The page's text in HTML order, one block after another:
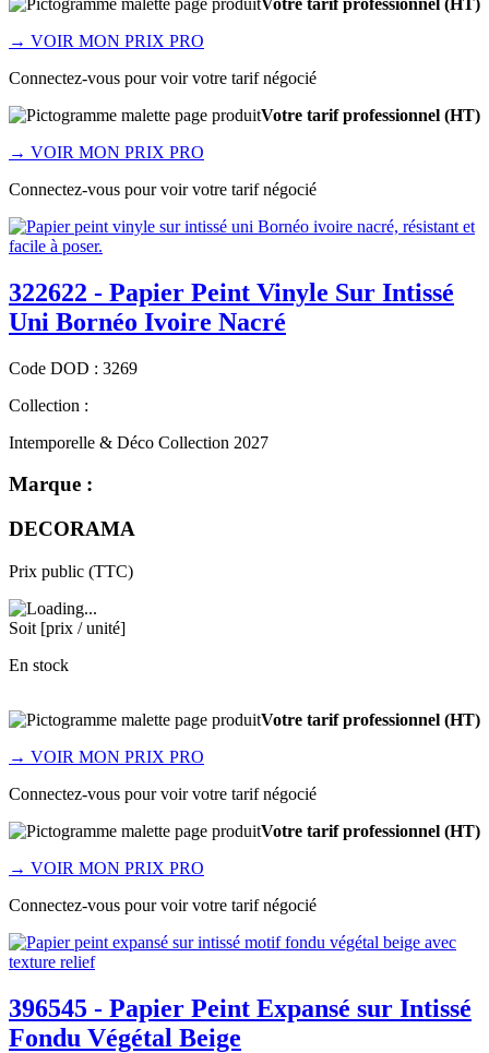
→ VOIR MON PRIX PRO
Connectez-vous pour voir votre tarif négocié
Votre tarif professionnel (HT)
→ VOIR MON PRIX PRO
Connectez-vous pour voir votre tarif négocié
322622 - Papier Peint Vinyle Sur Intissé
Uni Bornéo Ivoire Nacré
Code DOD : 3269
Collection :
Intemporelle & Déco Collection 2027
Marque :
DECORAMA
Prix public (TTC)
Soit [prix / unité]
En stock
Votre tarif professionnel (HT)
→ VOIR MON PRIX PRO
Connectez-vous pour voir votre tarif négocié
Votre tarif professionnel (HT)
→ VOIR MON PRIX PRO
Connectez-vous pour voir votre tarif négocié
396545 - Papier Peint Expansé sur Intissé
Fondu Végétal Beige